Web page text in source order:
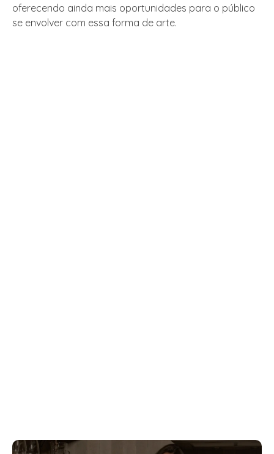
oferecendo ainda mais oportunidades para o público
se envolver com essa forma de arte.